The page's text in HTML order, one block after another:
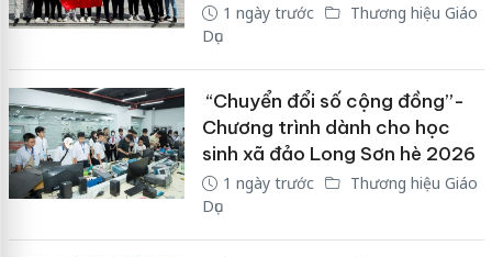
1 ngày trước
Thương hiệu Giáo
Dục
“Chuyển đổi số cộng đồng”-
Chương trình dành cho học
sinh xã đảo Long Sơn hè 2026
1 ngày trước
Thương hiệu Giáo
Dục